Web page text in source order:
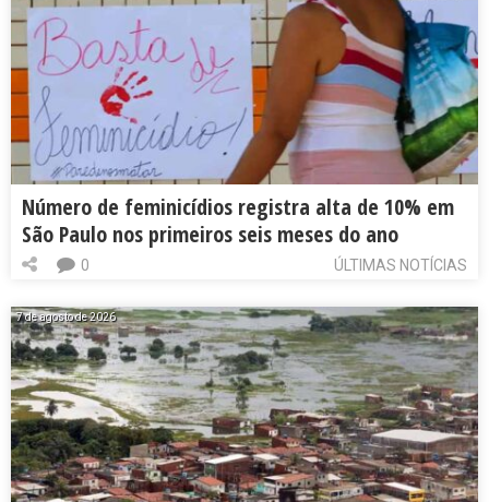
Número de feminicídios registra alta de 10% em
São Paulo nos primeiros seis meses do ano
ÚLTIMAS NOTÍCIAS
0
7 de agosto de 2026